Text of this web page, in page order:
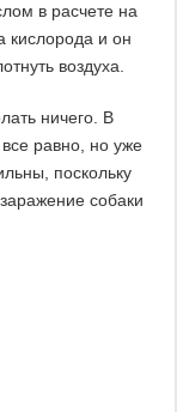
в расчете на
кислорода и он
воздуха.
ничего. В
все равно, но уже
поскольку
собаки